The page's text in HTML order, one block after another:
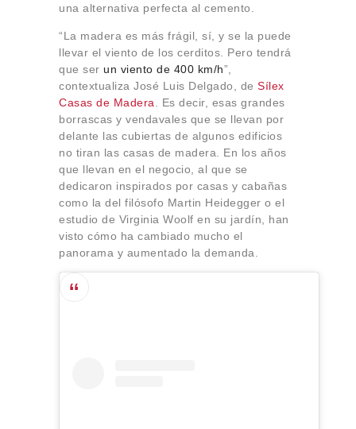
una alternativa perfecta al cemento.
“La madera es más frágil, sí, y se la puede
llevar el viento de los cerditos. Pero tendrá
que ser un viento de 400 km/h”,
contextualiza José Luis Delgado, de Sílex
Casas de Madera . Es decir, esas grandes
borrascas y vendavales que se llevan por
delante las cubiertas de algunos edificios
no tiran las casas de madera. En los años
que llevan en el negocio, al que se
dedicaron inspirados por casas y cabañas
como la del filósofo Martin Heidegger o el
estudio de Virginia Woolf en su jardín, han
visto cómo ha cambiado mucho el
panorama y aumentado la demanda.